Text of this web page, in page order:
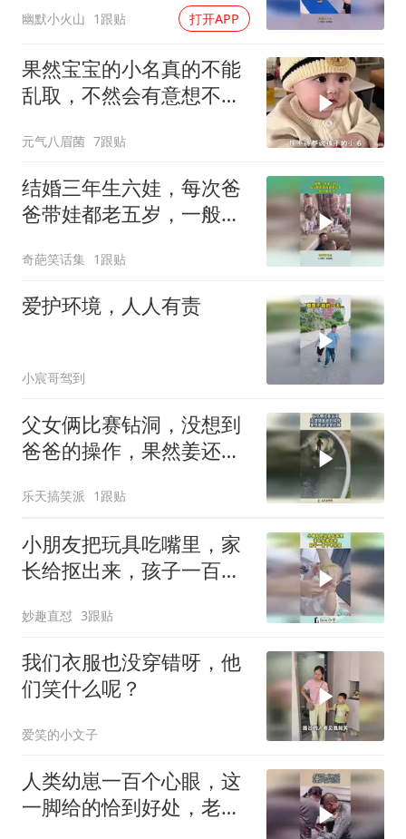
幽默小火山 1跟贴 打开APP
果然宝宝的小名真的不能
乱取，不然会有意想不到
元气八眉菌 7跟贴
结婚三年生六娃，每次爸
爸带娃都老五岁，一般人
奇葩笑话集 1跟贴
爱护环境，人人有责
小宸哥驾到
父女俩比赛钻洞，没想到
爸爸的操作，果然姜还是
乐天搞笑派 1跟贴
小朋友把玩具吃嘴里，家
长给抠出来，孩子一百个
妙趣直怼 3跟贴
我们衣服也没穿错呀，他
们笑什么呢？
爱笑的小文子
人类幼崽一百个心眼，这
一脚给的恰到好处，老爸